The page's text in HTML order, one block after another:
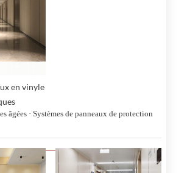
en vinyle
âgées · Systèmes de panneaux de protection